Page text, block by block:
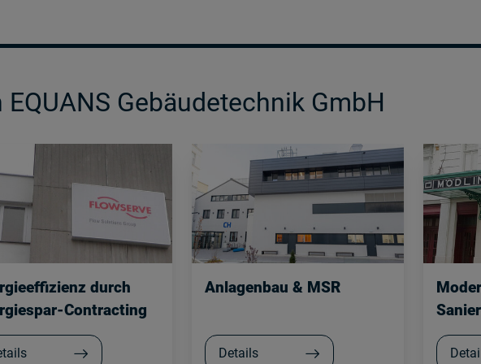
Gebäudetechnik GmbH
durch
Contracting
Anlagenbau & MSR
Details